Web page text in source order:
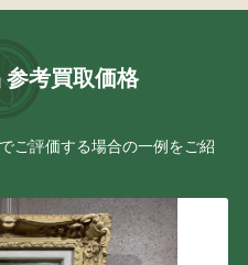
参考買取価格
ご評価する場合の一例をご紹